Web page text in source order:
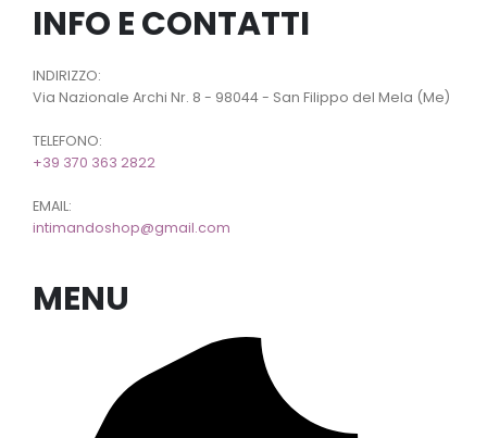
INFO E CONTATTI
INDIRIZZO:
Via Nazionale Archi Nr. 8 - 98044 - San Filippo del Mela (Me)
TELEFONO:
+39 370 363 2822
EMAIL:
intimandoshop@gmail.com
MENU